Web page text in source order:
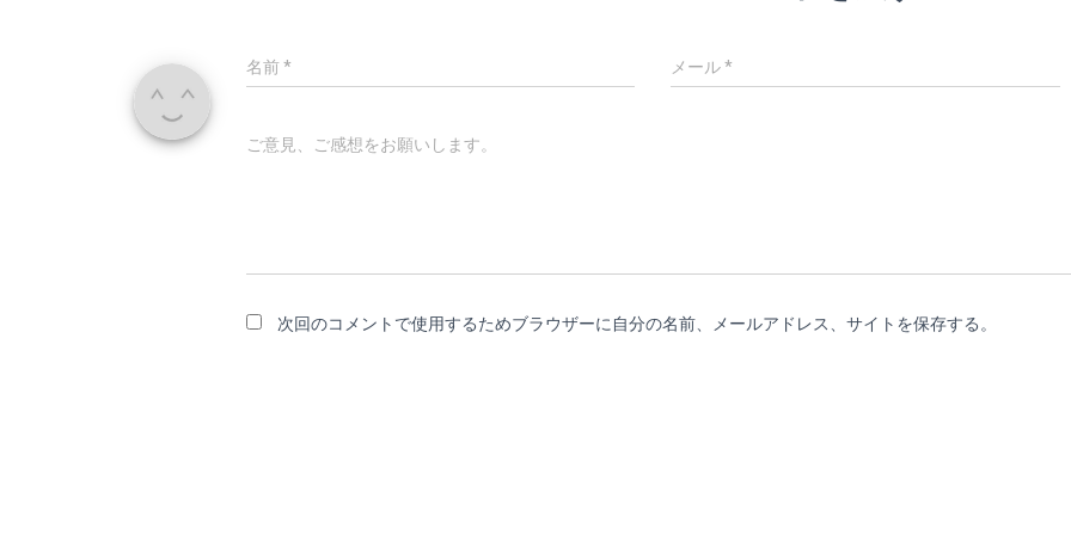
名前* メール*
ご意見、ご感想をお願いします。
次回のコメントで使用するためブラウザーに自分の名前、メールアドレス、サイトを保存する。